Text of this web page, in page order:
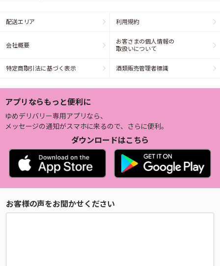
配送エリア 利用規約
会社概要
お客さまの個人情報の
取扱いについて
特定商取引法に基づく表示 酒類販売管理者標識
アプリならもっと便利に
ゆめデリバリー専用アプリなら、
メッセージの通知がスマホに来るので、さらに便利。
ダウンロードはこちら
お客様の声をお聞かせください